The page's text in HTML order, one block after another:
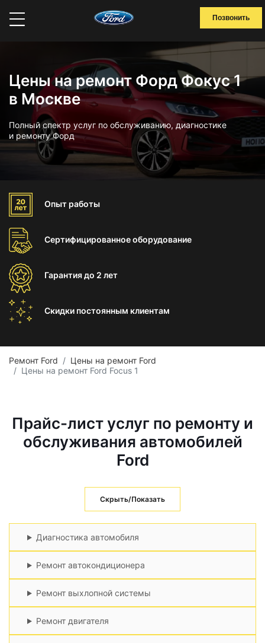
Позвонить
Цены на ремонт Форд Фокус 1
в Москве
Полный спектр услуг по обслуживанию, диагностике
и ремонту Форд
Опыт работы
Сертифицированноеоборудование
Гарантиядо 2 лет
Скидки постоянным клиентам
Ремонт Ford
Цены на ремонт Ford
Цены на ремонт Ford Focus 1
Прайс-лист услуг по ремонту и
обслуживания автомобилей
Ford
Скрыть/Показать
Диагностика автомобиля
Ремонт автокондиционера
Ремонт выхлопной системы
Ремонт двигателя